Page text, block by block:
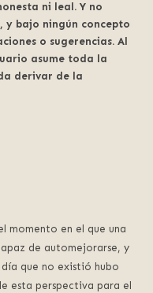
ni leal. Y no
y bajo ningún concepto
o sugerencias. Al
asume toda la
derivar de la
momento en el que una
de automejorarse, y
que no existió hubo
esta perspectiva para el